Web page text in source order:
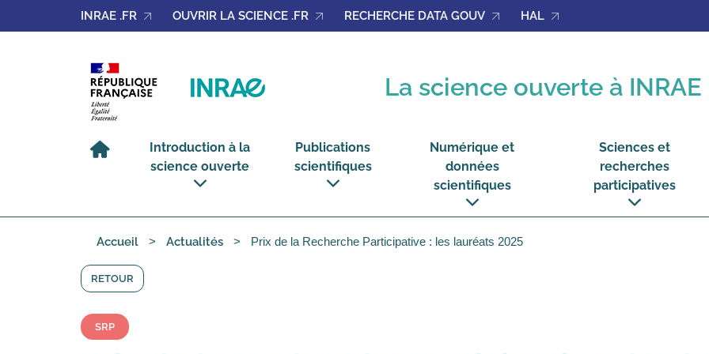
INRAE .FR OUVRIR LA SCIENCE .FR RECHERCHE DATA GOUV HAL
La science ouverte à INRAE
Introduction à la
science ouverte
voir
menu
Introduction
Publications
scientifiques
voir
Publications
Numérique et
données
scientifiques
voir
menu
Numérique
Sciences et
recherches
participatives
voir
Accueil Actualités Prix de la Recherche Participative : les lauréats 2025
RETOUR
SRP
Gérer les cookies